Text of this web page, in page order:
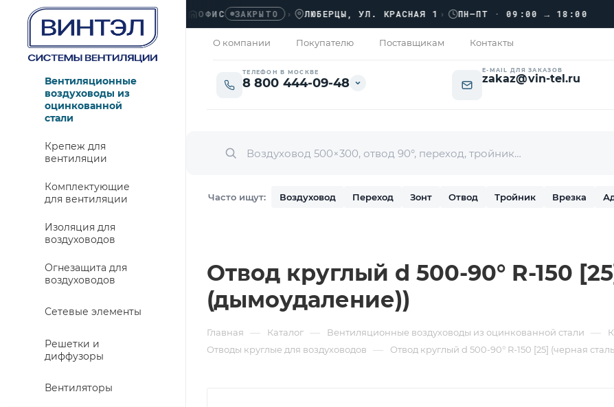
ОФИС ЗАКРЫТО › ЛЮБЕРЦЫ, УЛ. КРАСНАЯ 1› ПН–ПТ · 09:00 → 18:00 ›››
О компании Покупателю Поставщикам Контакты
ТЕЛЕФОН В МОСКВЕ
8 800 444-09-48
E-MAIL ДЛЯ ЗАКАЗОВ
zakaz@vin-tel.ru
Часто ищут: Воздуховод Переход Зонт Отвод Тройник Врезка
Вентиляционные
воздуховоды из
оцинкованной
стали
Крепеж для
вентиляции
Комплектующие
для вентиляции
Изоляция для
воздуховодов
Огнезащита для
воздуховодов
Сетевые элементы
Решетки и
диффузоры
Вентиляторы
Отвод круглый d 500-90° R-150
(дымоудаление))
Главная — Каталог — Вентиляционные воздуховоды из оцинкованной стали —
Отводы круглые для воздуховодов — Отвод круглый d 500-90° R-150 [25] (черная